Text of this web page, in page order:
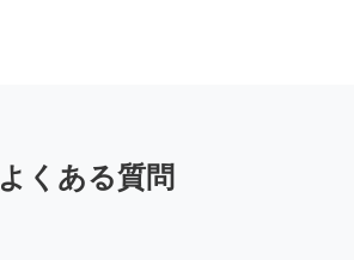
よくある質問